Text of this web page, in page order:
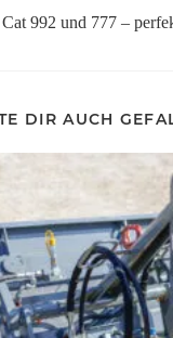
Cat 992 und 777 –
DIR AUCH